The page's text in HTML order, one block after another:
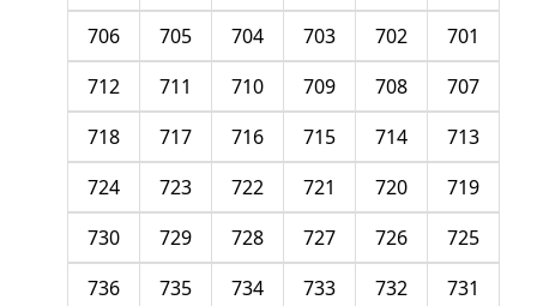
701
702
703
704
705
706
707
708
709
710
711
712
713
714
715
716
717
718
719
720
721
722
723
724
725
726
727
728
729
730
731
732
733
734
735
736